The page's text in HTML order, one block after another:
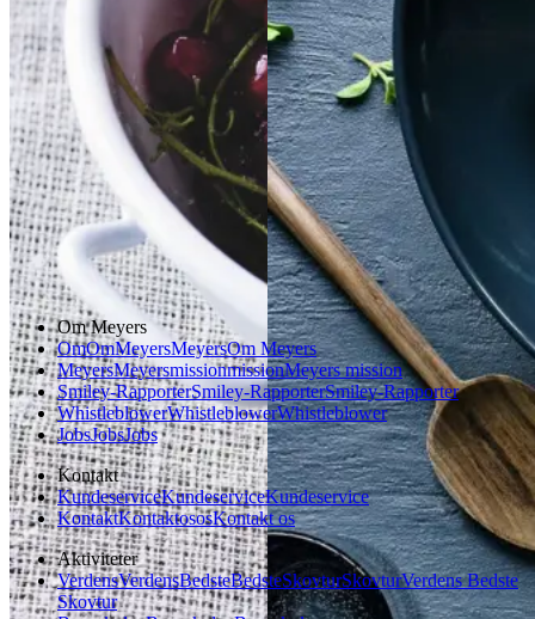
Gem opskrift
Dessert
Dansk mad
Sommermad
Gem opskrift
Aftensmad
Om Meyers
OmOmMeyersMeyersOm Meyers
MeyersMeyersmissionmissionMeyers mission
Smiley-RapporterSmiley-RapporterSmiley-Rapporter
WhistleblowerWhistleblowerWhistleblower
JobsJobsJobs
Kontakt
KundeserviceKundeserviceKundeservice
KontaktKontaktososKontakt os
Aktiviteter
VerdensVerdensBedsteBedsteSkovturSkovturVerdens Bedste
Skovtur